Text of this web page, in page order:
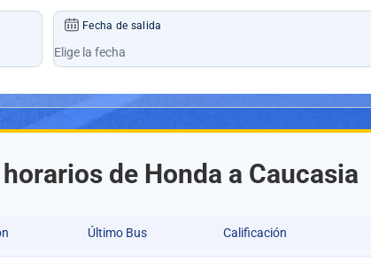
Fecha de salida
de Honda a Caucasia
Último Bus Calificación